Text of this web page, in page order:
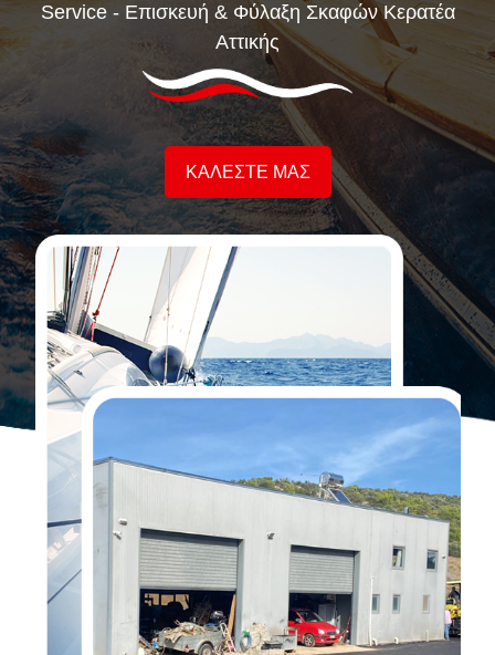
Service - Επισκευή & Φύλαξη Σκαφών Κερατέα
Αττικής
ΚΑΛΕΣΤΕ ΜΑΣ